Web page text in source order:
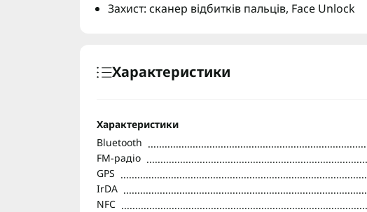
Захист: сканер відбитків пальців, Face Unlock
Характеристики
Характеристики
Bluetooth
FM-радіо
GPS
IrDA
NFC